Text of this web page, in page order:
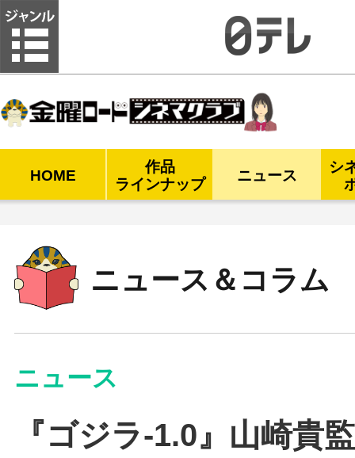
HOME
作品
ラインナップ
ニュース
シ
ニュース＆コラム
ニュース
『ゴジラ-1.0』山崎貴